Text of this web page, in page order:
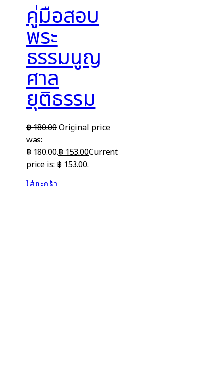
คู่มือสอบ
พระ
ธรรมนูญ
ศาล
ยุติธรรม
฿180.00Original price
was:
฿ 180.00.฿153.00Current
price is: ฿ 153.00.
ใส่ตะกร้า